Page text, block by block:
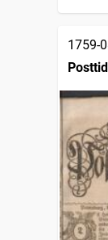
1759-